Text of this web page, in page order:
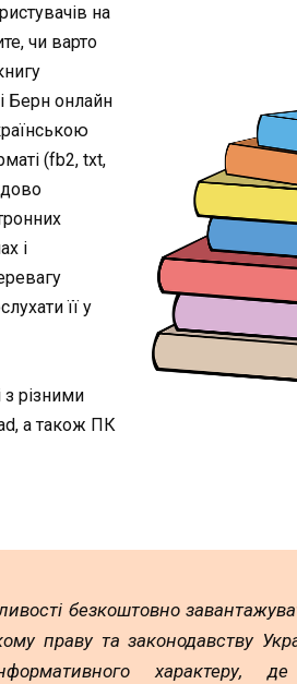
на
чи варто
Берн онлайн
(fb2, txt,
і
її у
з різними
а також ПК
безкоштовно
праву та законодавству
характеру,